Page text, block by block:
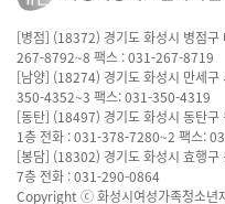
[병점] (18372) 경기도 화성시 병점
267-8792~8 팩스 : 031-267-8719
[남양] (18274) 경기도 화성시 만세
350-4352~3 팩스: 031-350-4319
[동탄] (18497) 경기도 화성시 동탄
1층 전화 : 031-378-7280~2 팩스:
[봉담] (18302) 경기도 화성시 효행구
7층 전화 : 031-290-0864
Copyright ⓒ 화성시여성가족청소